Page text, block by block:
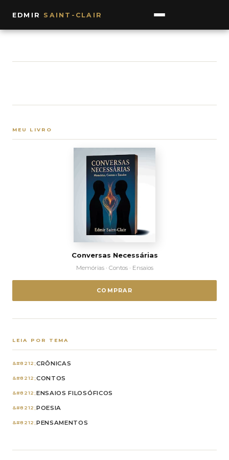
EDMIR SAINT-CLAIR
MEU LIVRO
Conversas Necessárias
Memórias · Contos · Ensaios
COMPRAR
LEIA POR TEMA
CRÔNICAS
CONTOS
ENSAIOS FILOSÓFICOS
POESIA
PENSAMENTOS